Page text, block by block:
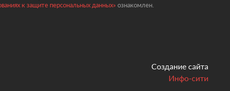
к защите персональных данных»ознакомлен.
Создание сайта
Инфо-сити